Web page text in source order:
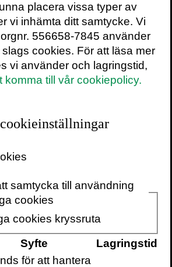
inomUN Harmony
Pella Thielen stark
nätverk.
rättigheter, en global
naturen som ett
och utsågs 2019 till
av
WWF.
myndigheter, universitet
anlitar henne som
hennes djupa kunskaper
placera vissa typer av
vi inhämta ditt samtycke. Vi
556658-7845 använder
cookies. För att läsa mer
vi använder och lagringstid,
komma till vår cookiepolicy.
samtycka till användning
cookies
cookies kryssruta
Syfte Lagringstid
för att hantera